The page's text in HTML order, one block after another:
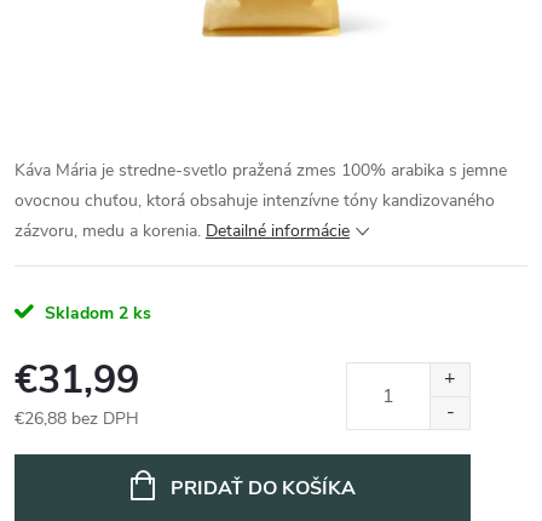
Káva Mária je stredne-svetlo pražená zmes 100% arabika s jemne
ovocnou chuťou, ktorá obsahuje intenzívne tóny kandizovaného
zázvoru, medu a korenia. Detailné informácie
Skladom 2 ks
€31,99
€26,88 bez DPH
PRIDAŤ DO KOŠÍKA